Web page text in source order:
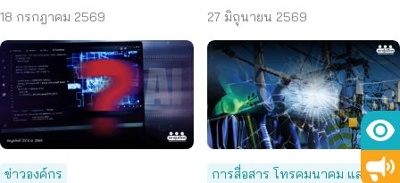
ต้นเหตุพลังงานแพง
18 กรกฎาคม 2569
อยู่ดี ถ้ารัฐจริงใจต้องแก้
ที่ “ต้นทุน”
27 มิถุนายน 2569
ข่าวองค์กร
การสื่อสาร โทรคมนาคม และ